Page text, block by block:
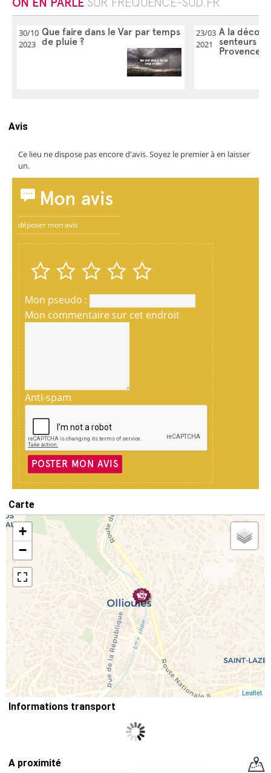
SUR FREQUENCE-SUD.FR
30/10
2023
Que faire dans le Var par temps
de pluie ?
23/03
2021
A la
senteurs
Provence
Avis
Ce lieu ne dispose pas encore d'avis. Soyez le premier à en laisser
un.
Mon avis
déposer mon avis
Mon pseudo :
Mon commentaire sur cet endroit
Anti-spam
POSTER MON AVIS
Carte
+
−
Leaflet
Informations transport
A proximité